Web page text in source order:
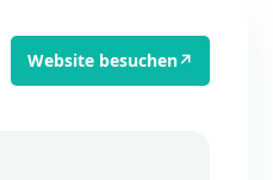
Website besuchen↗